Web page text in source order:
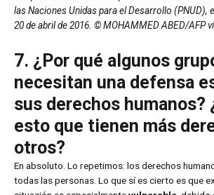
las Naciones Unidas para el Desarrollo (PNUD),
20 de abril de 2016. © MOHAMMED ABED/AFP
7. ¿Por qué algunos
necesitan una defensa
sus derechos humanos?
esto que tienen más
otros?
En absoluto. Lo repetimos: los derechos
todas las personas. Lo que sí es cierto es que